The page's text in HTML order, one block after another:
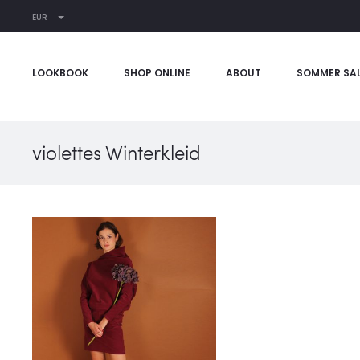
EUR
LOOKBOOK SHOP ONLINE ABOUT SOMMER
violettes Winterkleid